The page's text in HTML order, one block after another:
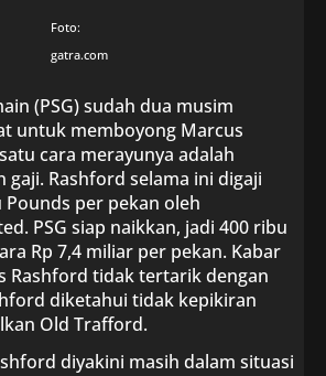
Foto:
gatra.com
(PSG) sudah dua musim
untuk memboyong Marcus
cara merayunya adalah
gaji. Rashford selama ini digaji
Pounds per pekan oleh
PSG siap naikkan, jadi 400 ribu
Rp 7,4 miliar per pekan. Kabar
Rashford tidak tertarik dengan
diketahui tidak kepikiran
Old Trafford.
diyakini masih dalam situasi